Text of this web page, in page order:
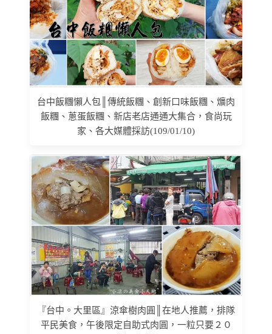
台中飯糰懶人包║傳統飯糰、創新口味飯糰、爌肉
飯糰、蔥蛋飯糰、新店老店通通大集合，食尚玩
家、各大媒體採訪(109/01/10)
『台中。大里區』涼傘樹肉圓║在地人推薦，排隊
平民美食，午後限定自助式肉圓，一粒只要２０